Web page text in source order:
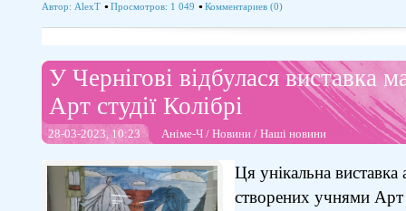
Автор: AlexT Просмотров: 1 049 Комментариев (0)
У Чернігові відбулася виставка
Арт студії Колібрі
28-03-2023, 10:23 Аніме-Ч / Новини / Наші новини
Ця унікальна виставка
створених учнями Арт